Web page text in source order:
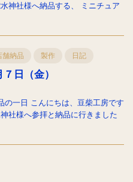
神社様へ納品する、 ミニチュア
舗納品 製作 日記
日（金）
の一日 こんにちは、豆柴工房です
社様へ参拝と納品に行きました